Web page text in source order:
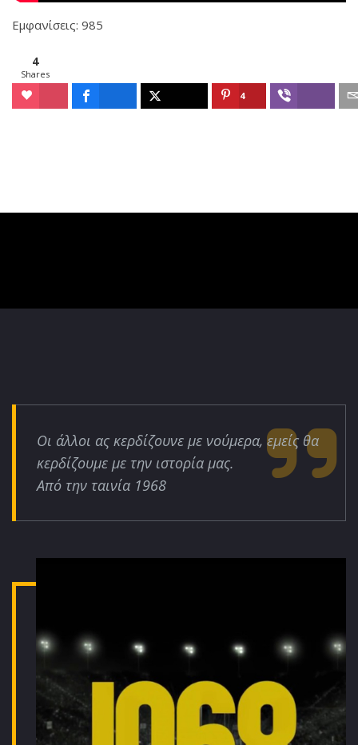
Εμφανίσεις: 985
4
Shares
4
Οι άλλοι ας κερδίζουνε με νούμερα, εμείς θα
κερδίζουμε με την ιστορία μας.
Από την ταινία 1968